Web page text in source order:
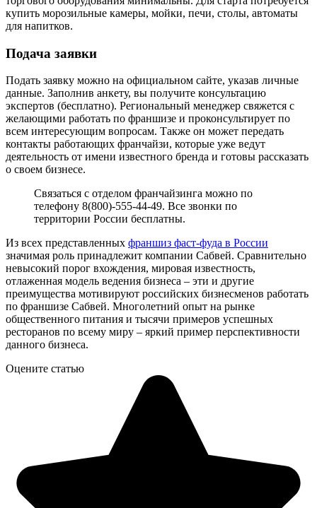
купить морозильные камеры, мойки, печи, столы, автоматы
для напитков.
Подача заявки
Подать заявку можно на официальном сайте, указав личные
данные. Заполнив анкету, вы получите консультацию
экспертов (бесплатно). Региональный менеджер свяжется с
желающими работать по франшизе и проконсультирует по
всем интересующим вопросам. Также он может передать
контакты работающих франчайзи, которые уже ведут
деятельность от имени известного бренда и готовы рассказать
о своем бизнесе.
Связаться с отделом франчайзинга можно по
телефону 8(800)-555-44-49. Все звонки по
территории России бесплатны.
Из всех представленных франшиз фаст-фуда в России
значимая роль принадлежит компании Сабвей. Сравнительно
невысокий порог вхождения, мировая известность,
отлаженная модель ведения бизнеса – эти и другие
преимущества мотивируют российских бизнесменов работать
по франшизе Сабвей. Многолетний опыт на рынке
общественного питания и тысячи примеров успешных
ресторанов по всему миру – яркий пример перспективности
данного бизнеса.
Оцените статью